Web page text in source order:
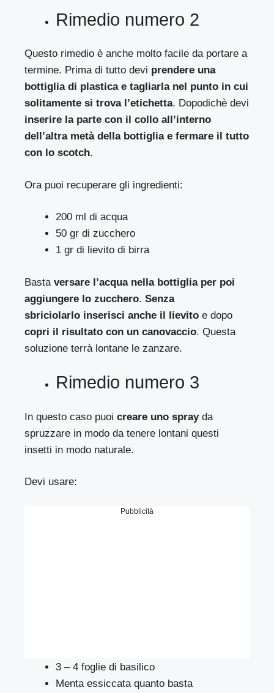
Rimedio numero 2
Questo rimedio è anche molto facile da portare a
termine. Prima di tutto devi prendere una
bottiglia di plastica e tagliarla nel punto in cui
solitamente si trova l’etichetta. Dopodichè devi
inserire la parte con il collo all’interno
dell’altra metà della bottiglia e fermare il tutto
con lo scotch.
Ora puoi recuperare gli ingredienti:
200 ml di acqua
50 gr di zucchero
1 gr di lievito di birra
Bastaversare l’acqua nella bottiglia per poi
aggiungere lo zucchero.Senza
sbriciolarlo inserisci anche il lievito e dopo
copri il risultato con un canovaccio. Questa
soluzione terrà lontane le zanzare.
Rimedio numero 3
In questo caso puoi creare uno sprayda
spruzzare in modo da tenere lontani questi
insetti in modo naturale.
Devi usare:
Pubblicità
3 – 4 foglie di basilico
Menta essiccata quanto basta